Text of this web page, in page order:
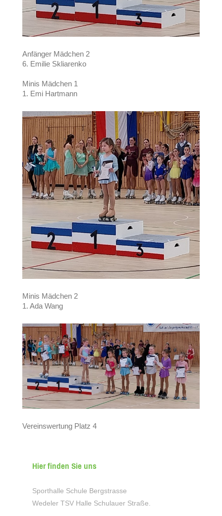
Anfänger Mädchen 2
6. Emilie Skliarenko
Minis Mädchen 1
1. Emi Hartmann
Minis Mädchen 2
1. Ada Wang
Vereinswertung Platz 4
Hier finden Sie uns
Sporthalle Schule Bergstrasse
Wedeler TSV Halle Schulauer Straße.